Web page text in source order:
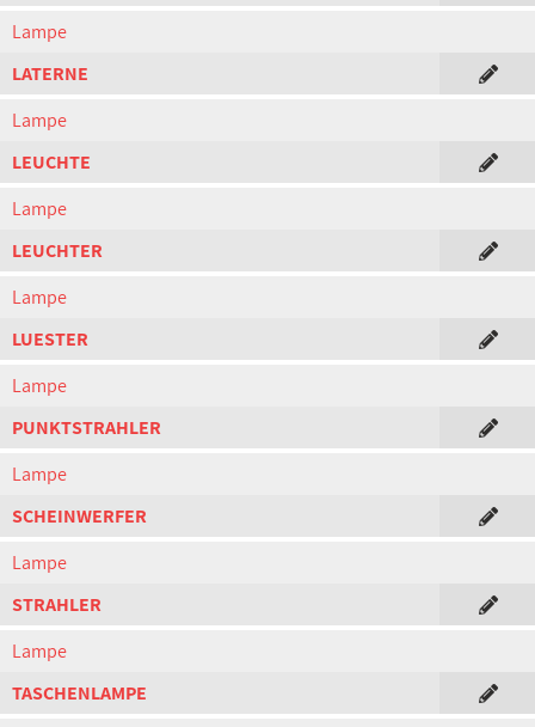
Lampe
LATERNE
Lampe
LEUCHTE
Lampe
LEUCHTER
Lampe
LUESTER
Lampe
PUNKTSTRAHLER
Lampe
SCHEINWERFER
Lampe
STRAHLER
Lampe
TASCHENLAMPE